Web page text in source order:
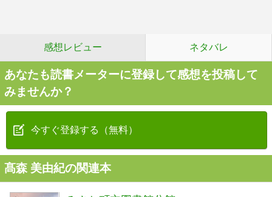
感想レビュー ネタバレ
あなたも読書メーターに登録して感想を投稿して
みませんか？
今すぐ登録する（無料）
髙森 美由紀の関連本